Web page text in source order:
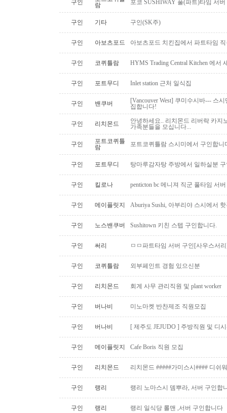
구인
람
포코 SUSHIWAY 풀(파트)타임 서버
구인 기타 구인(SK주)
구인 아보츠포드 아보츠포드 치킨집에서 파트타임
구인 코퀴틀람 HYMS Trading Central Kitchen 에
구인 포트무디 Inlet station 근처 일식집
구인 밴쿠버
[Vancouver West] 쿠미수시바--- 스
집합니다!
구인 리치몬드
안녕하세요.. 리치몬드 리버락 카지
가족분들을 모십니다...
구인
포트코퀴틀
람
포트코퀴틀람 스시미에서 구인합니
구인 포트무디 탕마루감자탕 주방에서 일하실분
구인 킬로나 penticton bc 메니져 직군 풀타임 서
구인 메이플릿지 Aburiya Sushi, 아부리야 스시에서
구인 노스밴쿠버 Sushitown 키친 스텝 구인합니다.
구인 써리 ㅁㅁ파트타임 서버 구인[사우스서
구인 코퀴틀람 외부페인트 경험 있으신분
구인 리치몬드 회계 사무 관리직원 및 plant worker
구인 버나비 미노마켓 반찬제조 직원모집
구인 버나비 [ 제주도 JEJUDO ] 주방직원 및 디
구인 메이플릿지 Cafe Boris 직원 모집
구인 리치몬드 리치몬드 #####가미스시#### 디쉬
구인 랭리 랭리 노마스시 뎀뿌라, 서버 구인합
구인 랭리 랭리 일식당 롤맨 ,서버 구인합니다